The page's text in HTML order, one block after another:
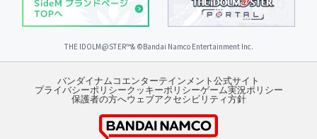
THE IDOLM@STER™& ©︎Bandai Namco Entertainment Inc.
バンダイナムコエンターテインメント公式サイト
プライバシーポリシークッキーポリシーゲーム実況ポリシー
保護者の方へウェブアクセシビリティ方針